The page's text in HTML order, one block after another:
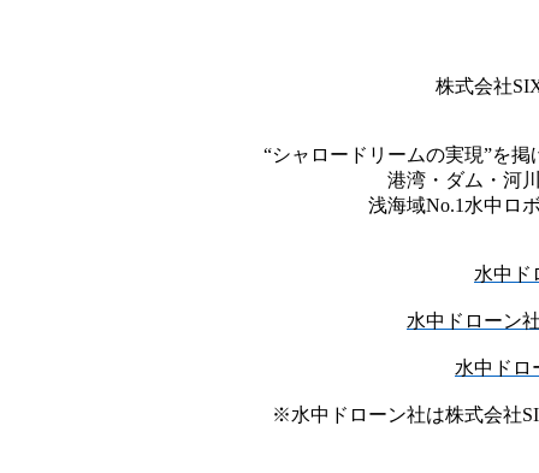
株式会社
“シャロードリームの実現”を
港湾・ダム・河
浅海域No.1 水中ロ
水中ド
水中ドローン
水中ドロ
※水中ドローン社は株式会社